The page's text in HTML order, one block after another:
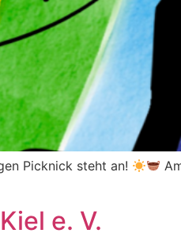
Picknick steht an!
e. V.